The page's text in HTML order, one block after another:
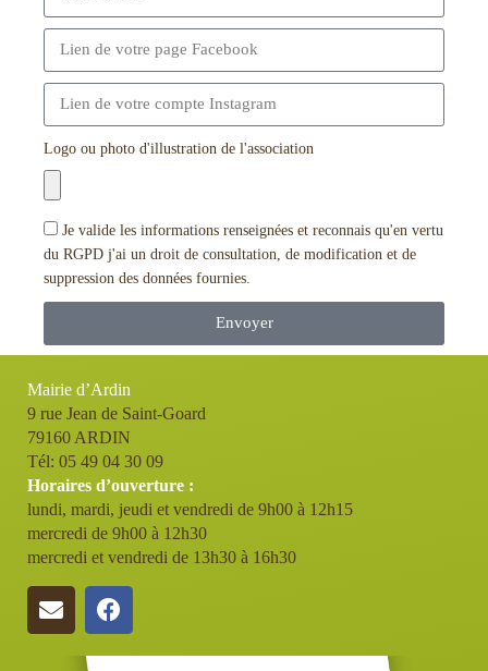
Logo ou photo d'illustration de l'association
Je valide les informations renseignées et reconnais qu'en vertu
du RGPD j'ai un droit de consultation, de modification et de
suppression des données fournies.
Envoyer
Mairie d’Ardin
9 rue Jean de Saint-Goard
79160 ARDIN
Tél: 05 49 04 30 09
Horaires d’ouverture :
lundi, mardi, jeudi et vendredi de 9h00 à 12h15
mercredi de 9h00 à 12h30
mercredi et vendredi de 13h30 à 16h30